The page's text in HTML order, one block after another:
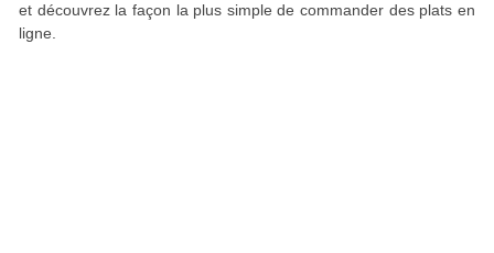
et découvrez la façon la plus simple de commander des plats en
ligne.